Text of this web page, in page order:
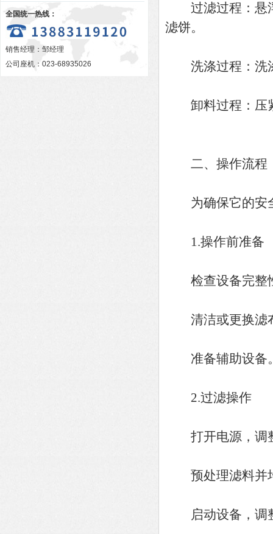
全国统一热线：
销售经理：邹经理
公司座机：023-68935026
过滤过程：悬浮
滤饼。
洗涤过程：洗涤
卸料过程：压紧
二、操作流程
为确保它的安全
1.操作前准备
检查设备完整
清洁或更换滤
准备辅助设备
2.过滤操作
打开电源，调
预处理滤料并
启动设备，调整